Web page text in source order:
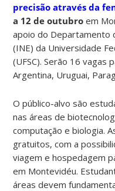
precisão através da
a 12 de outubro em
apoio do Departamento
(INE) da Universidade
(UFSC). Serão 16 vagas
Argentina, Uruguai,
O público-alvo são
nas áreas de
computação e biologia.
gratuitos, com a
viagem e hospedagem
em Montevidéu.
áreas devem